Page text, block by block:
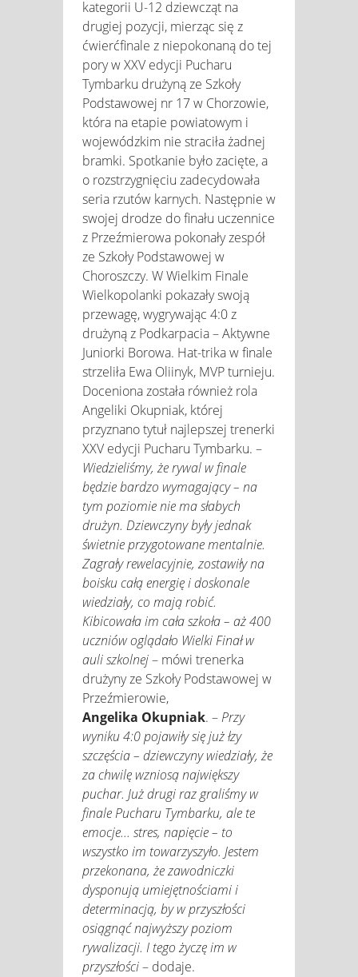
kategorii U-12 dziewcząt na
drugiej pozycji, mierząc się z
ćwierćfinale z niepokonaną do tej
pory w XXV edycji Pucharu
Tymbarku drużyną ze Szkoły
Podstawowej nr 17 w Chorzowie,
która na etapie powiatowym i
wojewódzkim nie straciła żadnej
bramki. Spotkanie było zacięte, a
o rozstrzygnięciu zadecydowała
seria rzutów karnych. Następnie w
swojej drodze do finału uczennice
z Przeźmierowa pokonały zespół
ze Szkoły Podstawowej w
Choroszczy. W Wielkim Finale
Wielkopolanki pokazały swoją
przewagę, wygrywając 4:0 z
drużyną z Podkarpacia – Aktywne
Juniorki Borowa. Hat-trika w finale
strzeliła Ewa Oliinyk, MVP turnieju.
Doceniona została również rola
Angeliki Okupniak, której
przyznano tytuł najlepszej trenerki
XXV edycji Pucharu Tymbarku. –
Wiedzieliśmy, że rywal w finale
będzie bardzo wymagający – na
tym poziomie nie ma słabych
drużyn. Dziewczyny były jednak
świetnie przygotowane mentalnie.
Zagrały rewelacyjnie, zostawiły na
boisku całą energię i doskonale
wiedziały, co mają robić.
Kibicowała im cała szkoła – aż 400
uczniów oglądało Wielki Finał w
auli szkolnej– mówi trenerka
drużyny ze Szkoły Podstawowej w
Przeźmierowie,
Angelika Okupniak. – Przy
wyniku 4:0 pojawiły się już łzy
szczęścia – dziewczyny wiedziały, że
za chwilę wzniosą największy
puchar. Już drugi raz graliśmy w
finale Pucharu Tymbarku, ale te
emocje... stres, napięcie – to
wszystko im towarzyszyło. Jestem
przekonana, że zawodniczki
dysponują umiejętnościami i
determinacją, by w przyszłości
osiągnąć najwyższy poziom
rywalizacji. I tego życzę im w
przyszłości– dodaje.